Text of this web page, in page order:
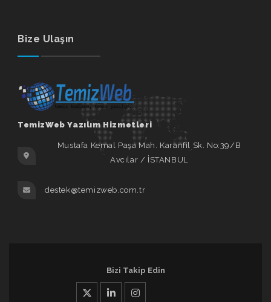
Bize Ulaşın
TemizWeb Yazılım Hizmetleri
Mustafa Kemal Paşa Mah. Karanfil Sk. No:39/B
Avcılar / İSTANBUL
destek@temizweb.com.tr
Bizi Takip Edin